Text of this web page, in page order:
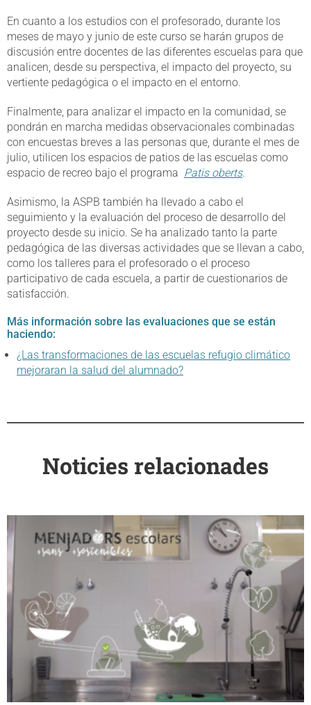
En cuanto a los estudios con el profesorado, durante los
meses de mayo y junio de este curso se harán grupos de
discusión entre docentes de las diferentes escuelas para que
analicen, desde su perspectiva, el impacto del proyecto, su
vertiente pedagógica o el impacto en el entorno.
Finalmente, para analizar el impacto en la comunidad, se
pondrán en marcha medidas observacionales combinadas
con encuestas breves a las personas que, durante el mes de
julio, utilicen los espacios de patios de las escuelas como
espacio de recreo bajo el programa Patis oberts.
Asimismo, la ASPB también ha llevado a cabo el
seguimiento y la evaluación del proceso de desarrollo del
proyecto desde su inicio. Se ha analizado tanto la parte
pedagógica de las diversas actividades que se llevan a cabo,
como los talleres para el profesorado o el proceso
participativo de cada escuela, a partir de cuestionarios de
satisfacción.
Más información sobre las evaluaciones que se están
haciendo:
¿Las transformaciones de las escuelas refugio climático
mejoraran la salud del alumnado?
Noticies relacionades